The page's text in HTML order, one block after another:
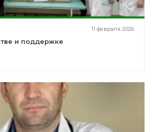
11 февраля 2026
и поддержке